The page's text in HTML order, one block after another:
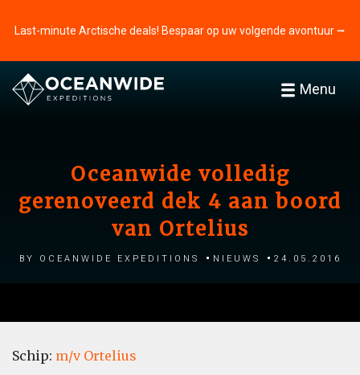
Last-minute Arctische deals! Bespaar op uw volgende avontuur ⭢
Menu
Oceanwide volledig
gerenoveerd dek 4 aan boord
van Ortelius
by Oceanwide Expeditions Nieuws 24.05.2016
Schip: m/v Ortelius